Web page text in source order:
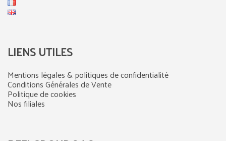
LIENS UTILES
Mentions légales & politiques de confidentialité
Conditions Générales de Vente
Politique de cookies
Nos filiales